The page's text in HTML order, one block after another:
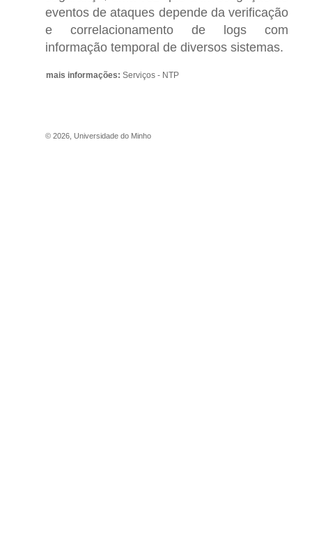
eventos de ataques depende da verificação
e correlacionamento de logs com
informação temporal de diversos sistemas.
mais informações: Serviços - NTP
© 2026 Universidade do Minho